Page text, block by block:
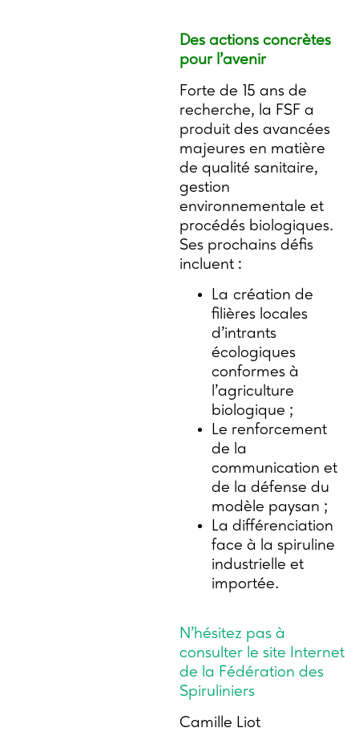
Des actions concrètes
pour l’avenir
Forte de 15 ans de
recherche, la FSF a
produit des avancées
majeures en matière
de qualité sanitaire,
gestion
environnementale et
procédés biologiques.
Ses prochains défis
incluent :
La création de
filières locales
d’intrants
écologiques
conformes à
l’agriculture
biologique ;
Le renforcement
de la
communication et
de la défense du
modèle paysan ;
La différenciation
face à la spiruline
industrielle et
importée.
N’hésitez pas à
consulter le site Internet
de la Fédération des
Spiruliniers
Camille Liot